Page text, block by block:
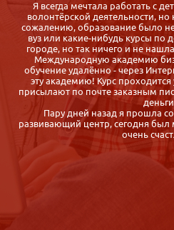
Я всегда мечтала работать с
волонтёрской деятельности,
сожалению, образование было
вуз или какие-нибудь курсы по
городе, но так ничего и не
Международную академию
обучение удалённо - через
эту академию! Курс
присылают по почте заказным
Пару дней назад я прошла
развивающий центр, сегодня
очень